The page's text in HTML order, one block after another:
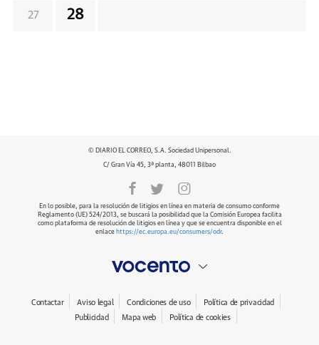
27 28
© DIARIO EL CORREO, S.A. Sociedad Unipersonal.
C/ Gran Vía 45, 3ª planta, 48011 Bilbao
En lo posible, para la resolución de litigios en línea en materia de consumo conforme
Reglamento (UE) 524/2013, se buscará la posibilidad que la Comisión Europea facilita
como plataforma de resolución de litigios en línea y que se encuentra disponible en el
enlace https://ec.europa.eu/consumers/odr.
Contactar Aviso legal Condiciones de uso
Política de privacidad
Publicidad
Mapa web Política de cookies